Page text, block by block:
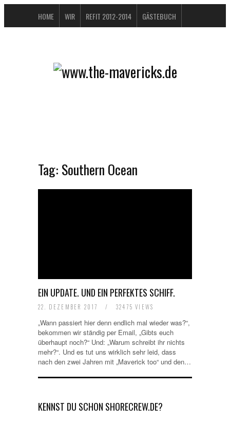
HOME WIR REFIT 2012-2014 GÄSTEBUCH
DATENSCHUTZERKLÄRUNG
Tag: Southern Ocean
EIN UPDATE. UND EIN PERFEKTES SCHIFF.
22. DEZEMBER 2017 / 32475 VIEWS
„Wann passiert hier denn endlich mal wieder was?“,
bekommen wir ständig per Email, „Gibts euch
überhaupt noch?“ Und: „Warum schreibt ihr nichts
mehr?“. Und es tut uns wirklich sehr leid, dass
nach den zwei Jahren mit „Maverick too“ und den…
KENNST DU SCHON SHORECREW.DE?